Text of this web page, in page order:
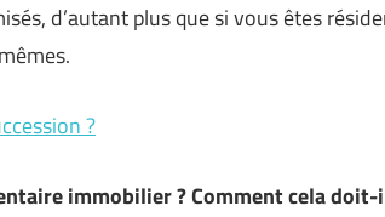
d’autant plus que si vous êtes
?
immobilier ? Comment cela